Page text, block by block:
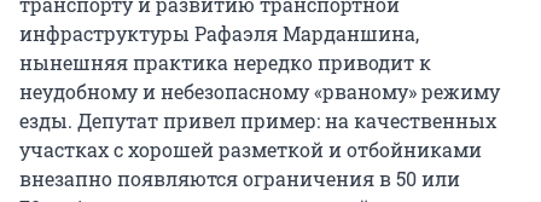
инфраструктуры Рафаэля Марданшина,
нынешняя практика нередко приводит к
неудобному и небезопасному «рваному» режиму
езды. Депутат привел пример: на качественных
участках с хорошей разметкой и отбойниками
внезапно появляются ограничения в 50 или